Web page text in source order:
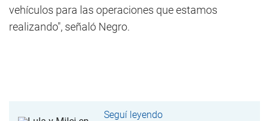
vehículos para las operaciones que estamos
realizando", señaló Negro.
Seguí leyendo